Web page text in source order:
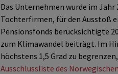
Das Unternehmen wurde im
Tochterfirmen, für den Ausstoß
Pensionsfonds berücksichtigte
zum Klimawandel beiträgt. Im
höchstens 1,5 Grad zu
Ausschlussliste des